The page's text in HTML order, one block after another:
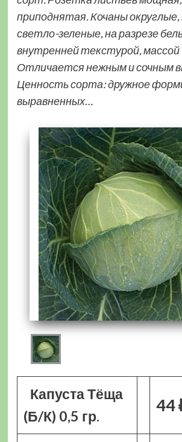
приподнятая. Кочаны
светло-зеленые, на разрезе
внутренней текстурой, массой
Отличается нежным и сочным
Ценность сорта: дружное
выравненных…
Капуста Тёща
(Б/К) 0,5 гр.
44